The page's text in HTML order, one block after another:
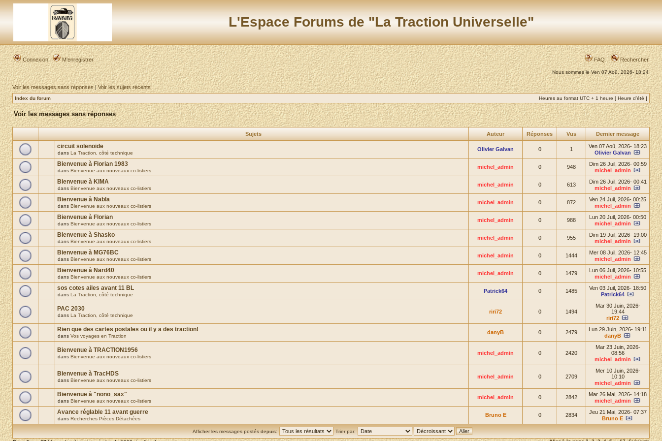
L'Espace Forums de "La Traction Universelle"
Connexion M’enregistrer FAQ Rechercher
Nous sommes le Ven 07 Aoû, 2026- 18:24
Voir les messages sans réponses|Voir les sujets récents
Index du forum Heures au format UTC + 1 heure [ Heure d’été ]
Voir les messages sans réponses
Sujets Auteur Réponses Vus Dernier message
circuit solenoide
dans La Traction, côté technique
Olivier Galvan 0 1
Ven 07 Aoû, 2026- 18:23
Olivier Galvan
Bienvenue à Florian 1983
dans Bienvenue aux nouveaux co-listiers
michel_admin 0 948
Dim 26 Juil, 2026- 00:59
michel_admin
Bienvenue à KIMA
dans Bienvenue aux nouveaux co-listiers
michel_admin 0 613
Dim 26 Juil, 2026- 00:41
michel_admin
Bienvenue à Nabla
dans Bienvenue aux nouveaux co-listiers
michel_admin 0 872
Ven 24 Juil, 2026- 00:25
michel_admin
Bienvenue à Florian
dans Bienvenue aux nouveaux co-listiers
michel_admin 0 988
Lun 20 Juil, 2026- 00:50
michel_admin
Bienvenue à Shasko
dans Bienvenue aux nouveaux co-listiers
michel_admin 0 955
Dim 19 Juil, 2026- 19:00
michel_admin
Bienvenue à MG76BC
dans Bienvenue aux nouveaux co-listiers
michel_admin 0 1444
Mer 08 Juil, 2026- 12:45
michel_admin
Bienvenue à Nard40
dans Bienvenue aux nouveaux co-listiers
michel_admin 0 1479
Lun 06 Juil, 2026- 10:55
michel_admin
sos cotes ailes avant 11 BL
dans La Traction, côté technique
Patrick64 0 1485
Ven 03 Juil, 2026- 18:50
Patrick64
PAC 2030
dans La Traction, côté technique
riri72 0 1494
Mar 30 Juin, 2026-
19:44
riri72
Rien que des cartes postales ou il y a des traction!
dans Vos voyages en Traction
danyB 0 2479
Lun 29 Juin, 2026- 19:11
danyB
Bienvenue à TRACTION1956
dans Bienvenue aux nouveaux co-listiers
michel_admin 0 2420
Mar 23 Juin, 2026-
08:56
michel_admin
Bienvenue à TracHDS
dans Bienvenue aux nouveaux co-listiers
michel_admin 0 2709
Mer 10 Juin, 2026-
10:10
michel_admin
Bienvenue à "nono_sax"
dans Bienvenue aux nouveaux co-listiers
michel_admin 0 2842
Mar 26 Mai, 2026- 14:18
michel_admin
Avance réglable 11 avant guerre
dans Recherches Pièces Détachées
Bruno E 0 2834
Jeu 21 Mai, 2026- 07:37
Bruno E
Afficher les messages postés depuis:
Trier par: